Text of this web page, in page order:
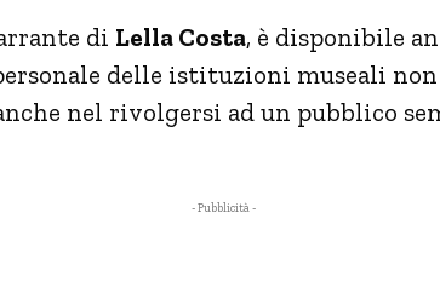
di Lella Costa, è disponibile
delle istituzioni museali
nel rivolgersi ad un pubblico
- Pubblicità -